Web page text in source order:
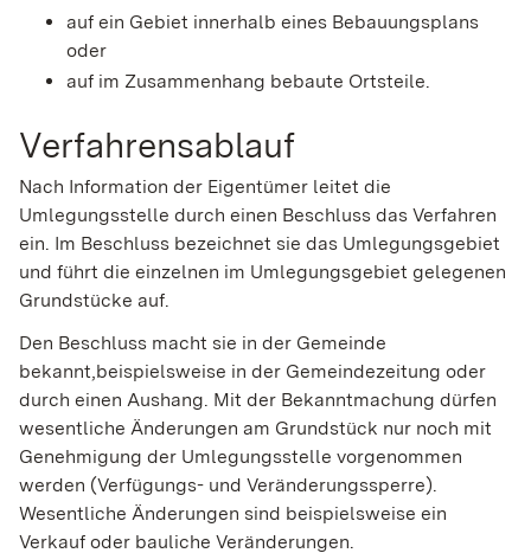
auf ein Gebiet innerhalb eines Bebauungsplans
oder
auf im Zusammenhang bebaute Ortsteile.
Verfahrensablauf
Nach Information der Eigentümer leitet die
Umlegungsstelle durch einen Beschluss das Verfahren
ein. Im Beschluss bezeichnet sie das Umlegungsgebiet
und führt die einzelnen im Umlegungsgebiet gelegenen
Grundstücke auf.
Den Beschluss macht sie in der Gemeinde
bekannt,beispielsweise in der Gemeindezeitung oder
durch einen Aushang. Mit der Bekanntmachung dürfen
wesentliche Änderungen am Grundstück nur noch mit
Genehmigung der Umlegungsstelle vorgenommen
werden (Verfügungs- und Veränderungssperre).
Wesentliche Änderungen sind beispielsweise ein
Verkauf oder bauliche Veränderungen.